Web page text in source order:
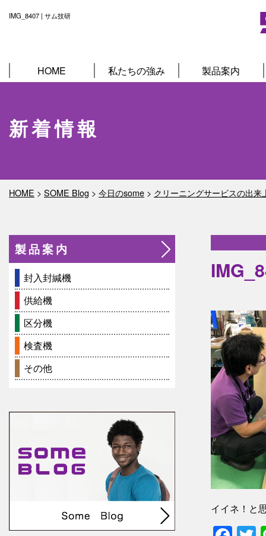
IMG_8407 | サム技研
HOME 私たちの強み 製品案内
新着情報
HOME > SOME Blog > 今日のsome > クリーニングサービスの出来
イイネ！と
製品案内
封入封緘機
供給機
区分機
検査機
その他